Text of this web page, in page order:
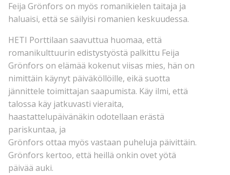
Feija Grönfors on myös romanikielen taitaja ja
haluaisi, että se säilyisi romanien keskuudessa.
HETI Porttilaan saavuttua huomaa, että
romanikulttuurin edistystyöstä palkittu Feija
Grönfors on elämää kokenut viisas mies, hän on
nimittäin käynyt päiväköllöille, eikä suotta
jännittele toimittajan saapumista. Käy ilmi, että
talossa käy jatkuvasti vieraita,
haastattelupäivänäkin odotellaan erästä
pariskuntaa, ja
Grönfors ottaa myös vastaan puheluja päivittäin.
Grönfors kertoo, että heillä onkin ovet yötä
päivää auki.